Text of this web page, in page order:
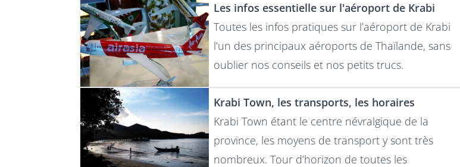
Les infos essentielle sur l'aéroport de Krabi
Toutes les infos pratiques sur l’aéroport de Krabi
l’un des principaux aéroports de Thaïlande, sans
oublier nos conseils et nos petits trucs.
Krabi Town, les transports, les horaires
Krabi Town étant le centre névralgique de la
province, les moyens de transport y sont très
nombreux. Tour d’horizon de toutes les